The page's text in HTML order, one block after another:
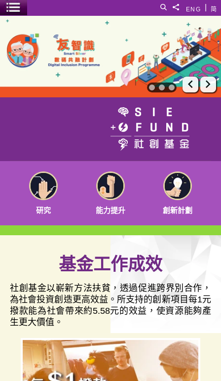
简
ENG
分享給
搜尋
選單開關
社創基金
上一張
下
前往首頁
研究 能力提升 創新計劃
基金工作成效
社創基金以嶄新方法扶貧，透過促進跨界別合作，
為社會投資創造更高效益。所支持的創新項目每1元
撥款能為社會帶來約5.58元的效益，使資源能夠產
生更大價值。